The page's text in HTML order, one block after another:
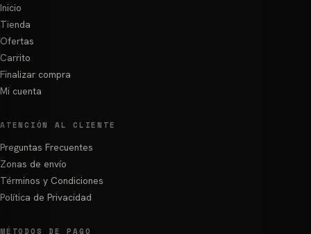
Inicio
Tienda
Ofertas
Carrito
Finalizar compra
Mi cuenta
ATENCIÓN AL CLIENTE
Preguntas Frecuentes
Zonas de envío
Términos y Condiciones
Política de Privacidad
MÉTODOS DE PAGO